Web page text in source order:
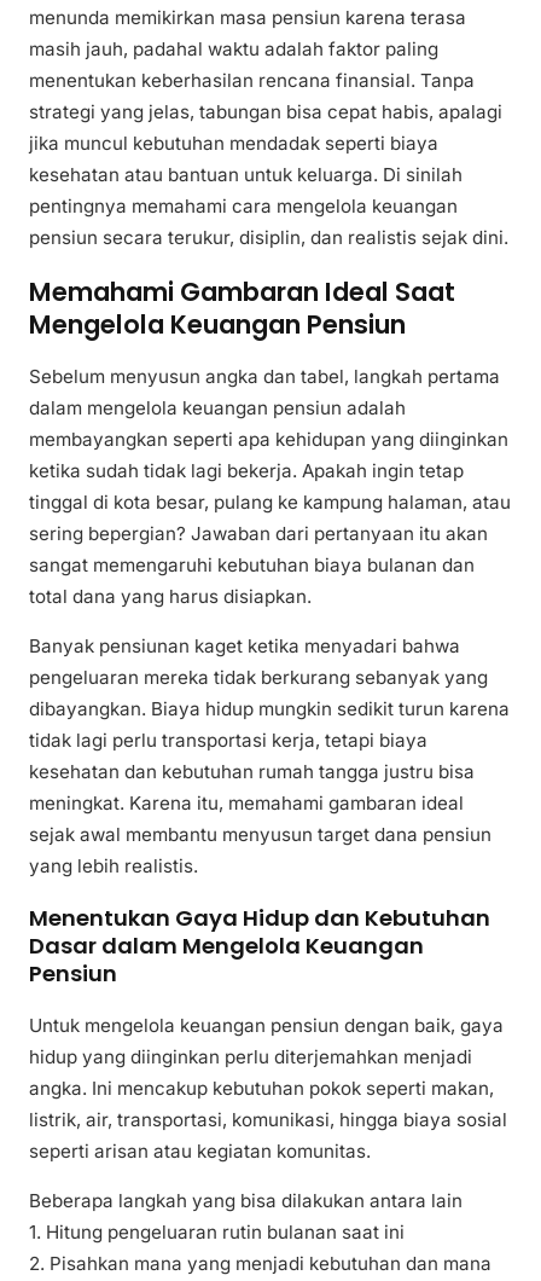
menunda memikirkan masa pensiun karena terasa
masih jauh, padahal waktu adalah faktor paling
menentukan keberhasilan rencana finansial. Tanpa
strategi yang jelas, tabungan bisa cepat habis, apalagi
jika muncul kebutuhan mendadak seperti biaya
kesehatan atau bantuan untuk keluarga. Di sinilah
pentingnya memahami cara mengelola keuangan
pensiun secara terukur, disiplin, dan realistis sejak dini.
Memahami Gambaran Ideal Saat
Mengelola Keuangan Pensiun
Sebelum menyusun angka dan tabel, langkah pertama
dalam mengelola keuangan pensiun adalah
membayangkan seperti apa kehidupan yang diinginkan
ketika sudah tidak lagi bekerja. Apakah ingin tetap
tinggal di kota besar, pulang ke kampung halaman, atau
sering bepergian? Jawaban dari pertanyaan itu akan
sangat memengaruhi kebutuhan biaya bulanan dan
total dana yang harus disiapkan.
Banyak pensiunan kaget ketika menyadari bahwa
pengeluaran mereka tidak berkurang sebanyak yang
dibayangkan. Biaya hidup mungkin sedikit turun karena
tidak lagi perlu transportasi kerja, tetapi biaya
kesehatan dan kebutuhan rumah tangga justru bisa
meningkat. Karena itu, memahami gambaran ideal
sejak awal membantu menyusun target dana pensiun
yang lebih realistis.
Menentukan Gaya Hidup dan Kebutuhan
Dasar dalam Mengelola Keuangan
Pensiun
Untuk mengelola keuangan pensiun dengan baik, gaya
hidup yang diinginkan perlu diterjemahkan menjadi
angka. Ini mencakup kebutuhan pokok seperti makan,
listrik, air, transportasi, komunikasi, hingga biaya sosial
seperti arisan atau kegiatan komunitas.
Beberapa langkah yang bisa dilakukan antara lain
1. Hitung pengeluaran rutin bulanan saat ini
2. Pisahkan mana yang menjadi kebutuhan dan mana